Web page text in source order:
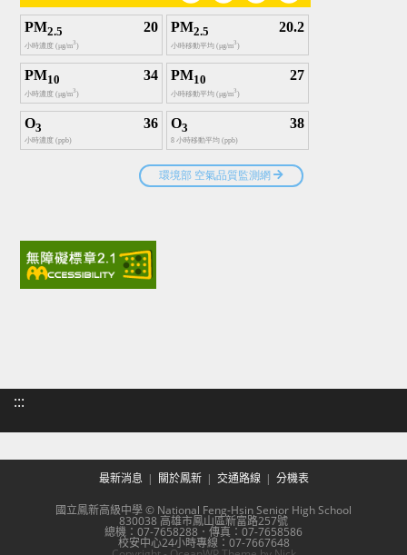
:::
最新消息 關於鳳新 交通路線 分機表
國立鳳新高級中學 © National Feng-Hsin Senior High School
830038 高雄市鳳山區新富路257號
總機：07-7658288．傳真：07-7658586
校安中心24小時專線：07-7667648